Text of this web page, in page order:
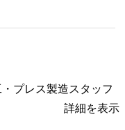
プレス製造スタッフ
詳細を表示